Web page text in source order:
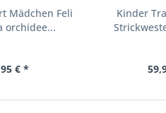
Mädchen Feli
orchidee...
€ *
Kinder